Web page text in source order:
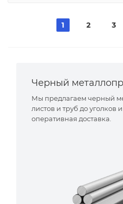
1 2 3
Черный
Мы предлагаем черный
листов и труб до уголков
оперативная доставка.